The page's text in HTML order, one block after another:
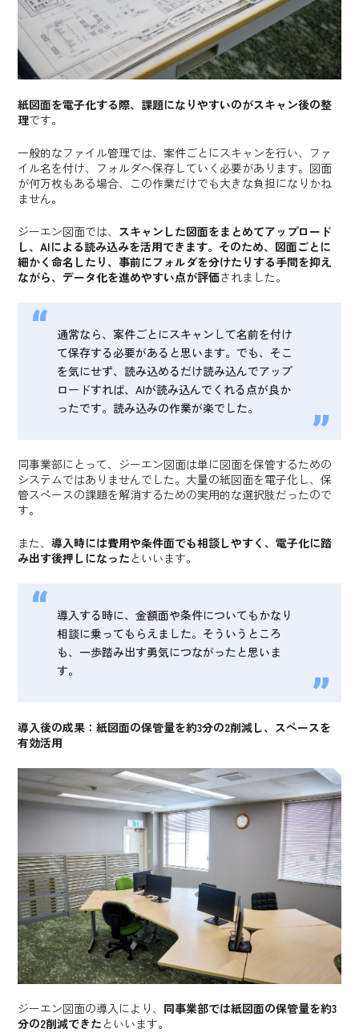
紙図面を電子化する際、課題になりやすいのがスキャン後の整
理です。
一般的なファイル管理では、案件ごとにスキャンを行い、ファ
イル名を付け、フォルダへ保存していく必要があります。図面
が何万枚もある場合、この作業だけでも大きな負担になりかね
ません。
ジーエン図面では、 スキャンした図面をまとめてアップロード
し、AIによる読み込みを活用できます。そのため、図面ごとに
細かく命名したり、事前にフォルダを分けたりする手間を抑え
ながら、データ化を進めやすい点が評価されました。
通常なら、案件ごとにスキャンして名前を付け
て保存する必要があると思います。でも、そこ
を気にせず、読み込めるだけ読み込んでアップ
ロードすれば、AIが読み込んでくれる点が良か
ったです。読み込みの作業が楽でした。
同事業部にとって、ジーエン図面は単に図面を保管するための
システムではありませんでした。大量の紙図面を電子化し、保
管スペースの課題を解消するための実用的な選択肢だったので
す。
また、導入時には費用や条件面でも相談しやすく、電子化に踏
み出す後押しになった といいます。
導入する時に、金額面や条件についてもかなり
相談に乗ってもらえました。そういうところ
も、一歩踏み出す勇気につながったと思いま
す。
導入後の成果：紙図面の保管量を約3分の2削減し、スペースを
有効活用
ジーエン図面の導入により、 同事業部では紙図面の保管量を約3
分の2削減できた といいます。